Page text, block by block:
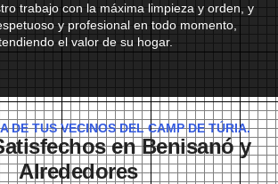
trabajo con la máxima limpieza y orden, y
y profesional en todo momento,
el valor de su hogar.
DE TUS VECINOS DEL CAMP DE TÚRIA.
en Benisanó y
Alrededores